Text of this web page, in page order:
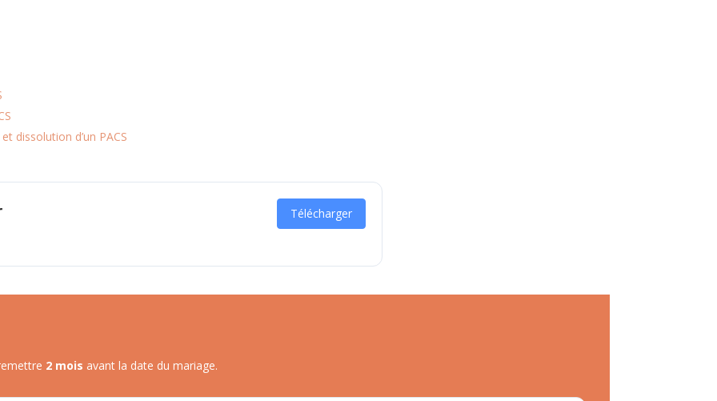
dissolution d’un PACS
Télécharger
2 mois avant la date du mariage.